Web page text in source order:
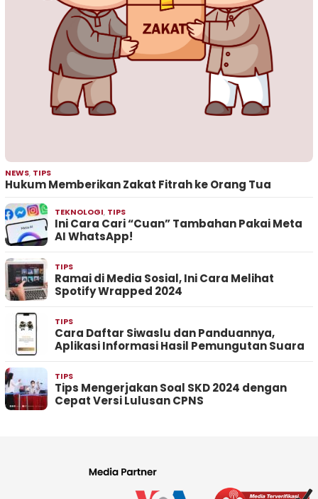
NEWS, TIPS
Hukum Memberikan Zakat Fitrah ke Orang Tua
TEKNOLOGI, TIPS
Ini Cara Cari “Cuan” Tambahan Pakai Meta
AI WhatsApp!
TIPS
Ramai di Media Sosial, Ini Cara Melihat
Spotify Wrapped 2024
TIPS
Cara Daftar Siwaslu dan Panduannya,
Aplikasi Informasi Hasil Pemungutan Suara
TIPS
Tips Mengerjakan Soal SKD 2024 dengan
Cepat Versi Lulusan CPNS